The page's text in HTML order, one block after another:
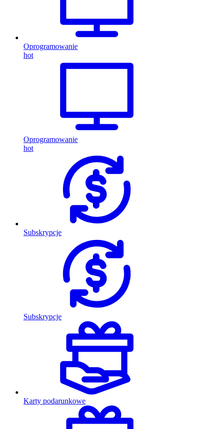
Oprogramowanie
hot
Oprogramowanie
hot
Subskrypcje
Subskrypcje
Karty podarunkowe